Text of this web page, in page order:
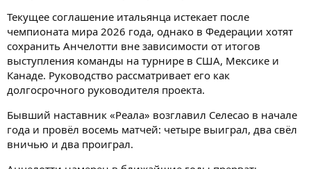
Текущее соглашение итальянца истекает после
чемпионата мира 2026 года, однако в Федерации хотят
сохранить Анчелотти вне зависимости от итогов
выступления команды на турнире в США, Мексике и
Канаде. Руководство рассматривает его как
долгосрочного руководителя проекта.
Бывший наставник «Реала» возглавил Селесао в начале
года и провёл восемь матчей: четыре выиграл, два свёл
вничью и два проиграл.